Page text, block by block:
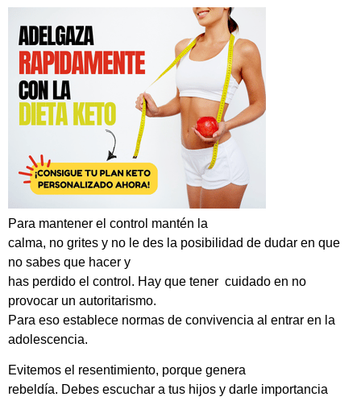
Para mantener el control mantén la
calma, no grites y no le des la posibilidad de dudar en que
no sabes que hacer y
has perdido el control. Hay que tener cuidado en no
provocar un autoritarismo.
Para eso establece normas de convivencia al entrar en la
adolescencia.
Evitemos el resentimiento, porque genera
rebeldía. Debes escuchar a tus hijos y darle importancia